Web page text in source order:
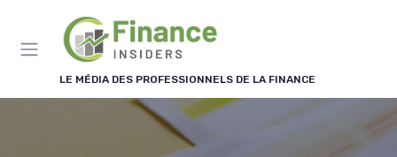
LE MÉDIA DES PROFESSIONNELS DE LA FINANCE